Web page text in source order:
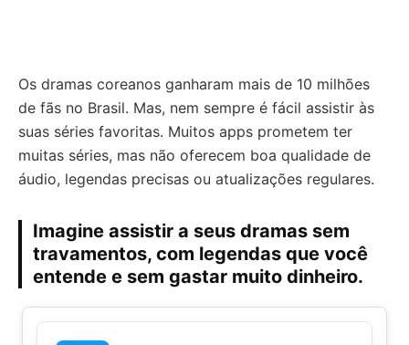
Os dramas coreanos ganharam mais de 10 milhões
de fãs no Brasil. Mas, nem sempre é fácil assistir às
suas séries favoritas. Muitos apps prometem ter
muitas séries, mas não oferecem boa qualidade de
áudio, legendas precisas ou atualizações regulares.
Imagine assistir a seus dramas sem
travamentos, com legendas que você
entende e sem gastar muito dinheiro.